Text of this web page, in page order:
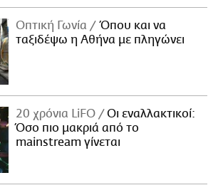
Οπτική Γωνία
Όπου και να
ταξιδέψω η Αθήνα με πληγώνει
20 χρόνια LiFO
Οι εναλλακτικοί:
Όσο πιο μακριά από το
mainstream γίνεται